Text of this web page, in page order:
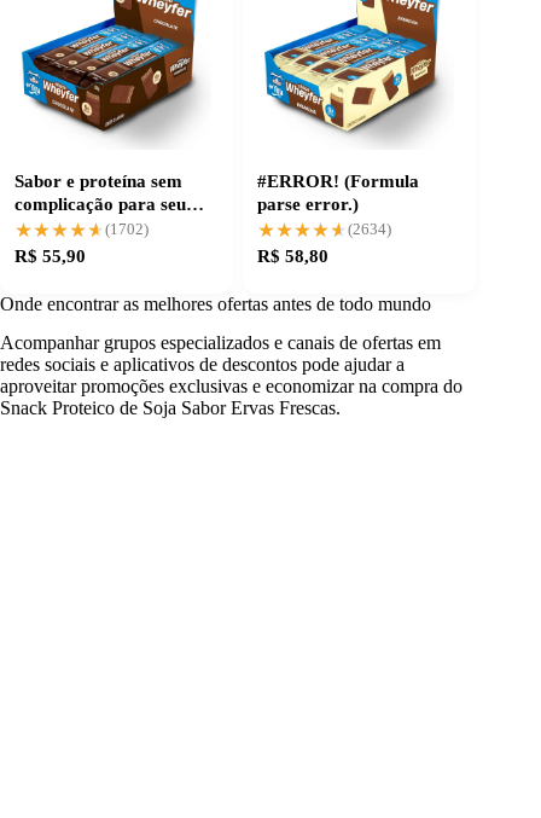
Sabor e proteína sem
complicação para seu
treino
★★★★★
★★★★★ (1702)
R$ 55,90
#ERROR! (Formula
parse error.)
★★★★★
★★★★★(2634)
R$ 58,80
Onde encontrar as melhores ofertas antes de todo mundo
Acompanhar grupos especializados e canais de ofertas em
redes sociais e aplicativos de descontos pode ajudar a
aproveitar promoções exclusivas e economizar na compra do
Snack Proteico de Soja Sabor Ervas Frescas.